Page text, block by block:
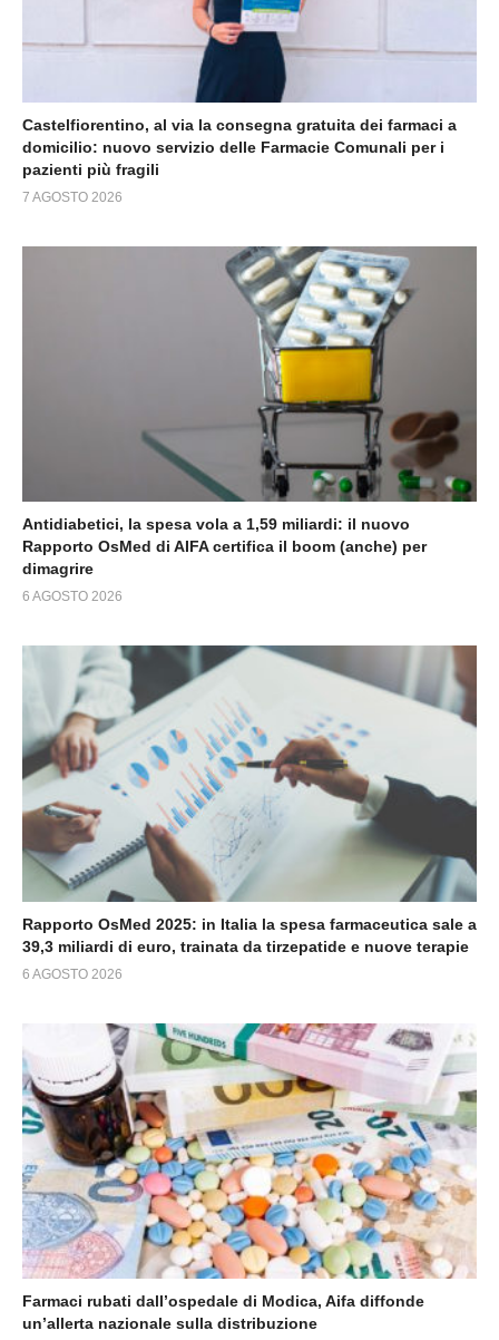
Castelfiorentino, al via la consegna gratuita dei farmaci a
domicilio: nuovo servizio delle Farmacie Comunali per i
pazienti più fragili
7 AGOSTO 2026
Antidiabetici, la spesa vola a 1,59 miliardi: il nuovo
Rapporto OsMed di AIFA certifica il boom (anche) per
dimagrire
6 AGOSTO 2026
Rapporto OsMed 2025: in Italia la spesa farmaceutica sale a
39,3 miliardi di euro, trainata da tirzepatide e nuove terapie
6 AGOSTO 2026
Farmaci rubati dall’ospedale di Modica, Aifa diffonde
un’allerta nazionale sulla distribuzione